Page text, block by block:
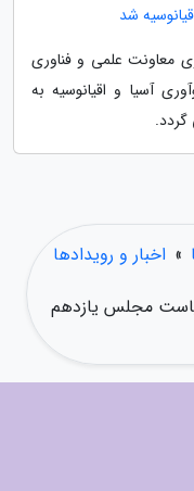
شد
معاونت علمی و فناوری
آسیا و اقیانوسیه به
گردد.
» اخبار و رویدادها
مجلس یازدهم